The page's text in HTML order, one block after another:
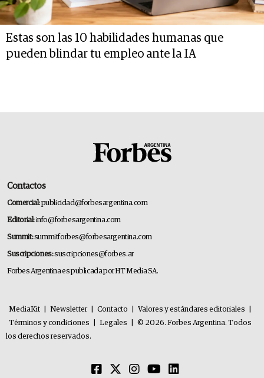
Estas son las 10 habilidades humanas que
pueden blindar tu empleo ante la IA
Contactos
Comercial:publicidad@forbesargentina.com
Editorial:info@forbesargentina.com
Summit:summitforbes@forbesargentina.com
Suscripciones:suscripciones@forbes.ar
Forbes Argentina es publicada por HT Media SA.
MediaKit Newsletter Contacto Valores y estándares editoriales
Términos y condiciones
Legales
© 2026. Forbes Argentina. Todos
los derechos reservados.